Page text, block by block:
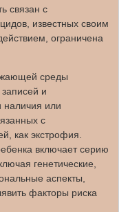
связан с
известных своим
ограничена
среды
и
наличия или
с
как экстрофия.
включает серию
генетические,
аспекты,
факторы риска